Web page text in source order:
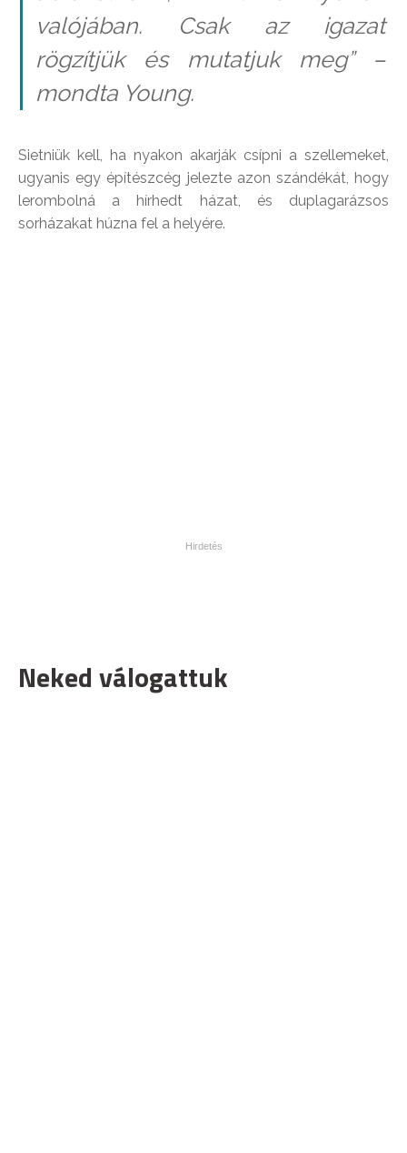
valójában. Csak az igazat
rögzítjük és mutatjuk meg” –
mondta Young.
Sietniük kell, ha nyakon akarják csípni a szellemeket,
ugyanis egy építészcég jelezte azon szándékát, hogy
lerombolná a hírhedt házat, és duplagarázsos
sorházakat húzna fel a helyére.
Neked válogattuk